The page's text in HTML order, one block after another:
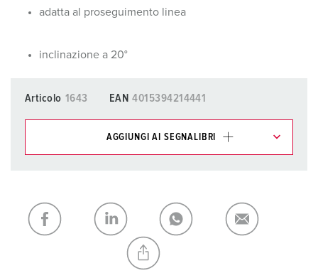
adatta al proseguimento linea
inclinazione a 20°
Articolo 1643 EAN 4015394214441
AGGIUNGI AI SEGNALIBRI
CREA NUOVA LISTA